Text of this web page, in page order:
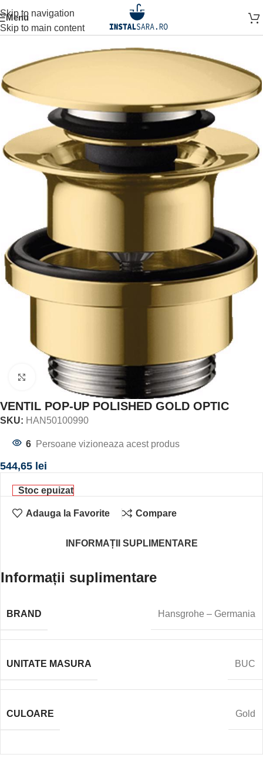
Skip to navigation
Skip to main content
MenuOBIECTE SANITARE SISTEME SI INSTALATII VENTIL
Click to enlarge
VENTIL POP-UP POLISHED GOLD OPTIC
SKU: HAN50100990
6 Persoane vizioneaza acest produs
544,65 lei
Stoc epuizat
Adauga la Favorite Compare
INFORMAȚII SUPLIMENTARE
Informații suplimentare
BRAND Hansgrohe – Germania
UNITATE MASURA BUC
CULOARE Gold